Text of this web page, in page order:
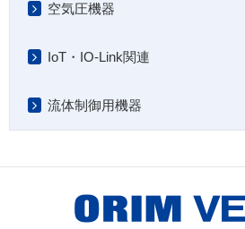
空気圧機器
IoT・IO-Link関連
流体制御用機器